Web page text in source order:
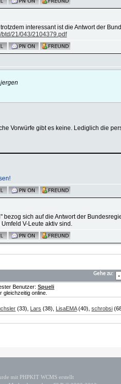
interessant ist die Antwort der
btd/21/043/2104379.pdf
Vorwürfe gibt es keine. Lediglich die
bezog sich auf die Antwort der
V-Leute aktiv sind.
Gehe zu:
Benutzer:Spueli
online.
(33), Lars (38), LisaEMA(40),schrobsi
mit PHPKIT WCMS erstellt